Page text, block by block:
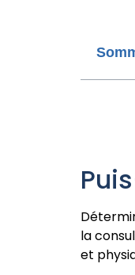
la
et